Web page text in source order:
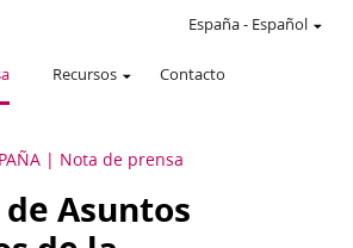
Recursos Contacto
España- Español
Nota de prensa
Asuntos